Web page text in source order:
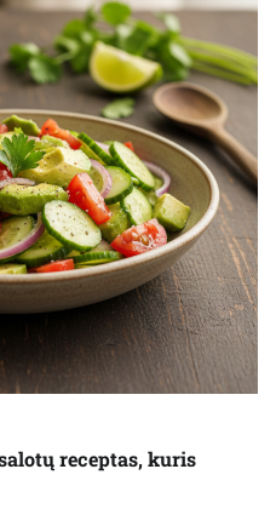
receptas, kuris